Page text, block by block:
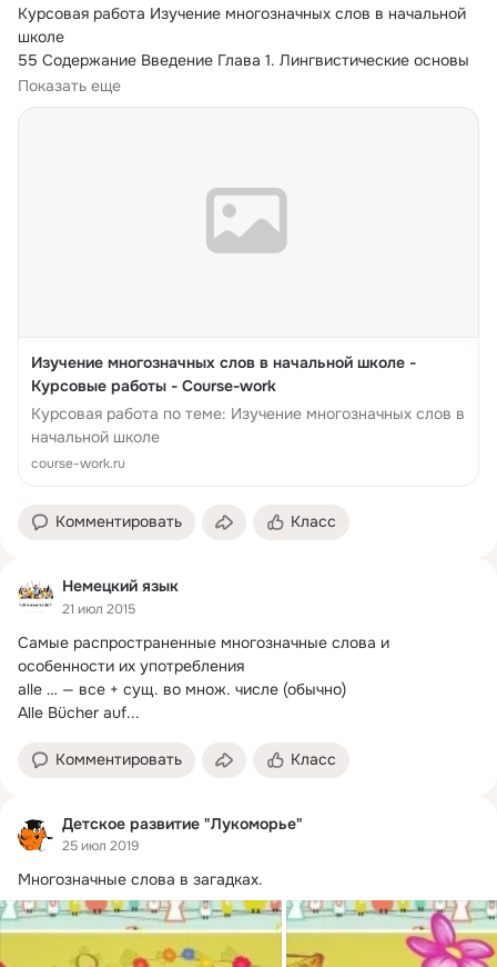
Курсовая работа Изучение многозначных слов в начальной
школе
55 Содержание Введение Глава 1. Лингвистические основы
изучения многозначных...
Показать еще
Изучение многозначных слов в начальной школе -
Курсовые работы - Course-work
Курсовая работа по теме: Изучение многозначных слов в
начальной школе
course-work.ru
Комментировать Класс
Немецкий язык
21 июл 2015
Самые распространенные многозначные слова и
особенности их употребления
alle … — все + сущ. во множ. числе (обычно)
Alle Bücher auf...
Комментировать Класс
Детское развитие "Лукоморье"
25 июл 2019
Многозначные слова в загадках.